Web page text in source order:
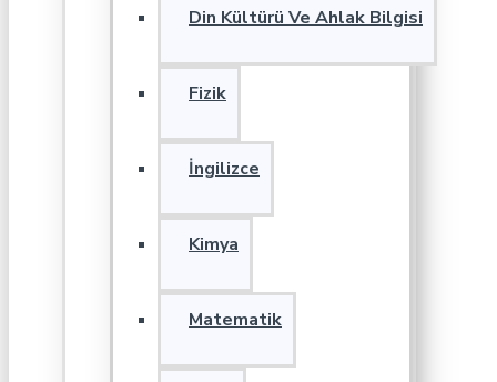
Din Kültürü Ve Ahlak Bilgisi
Fizik
İngilizce
Kimya
Matematik